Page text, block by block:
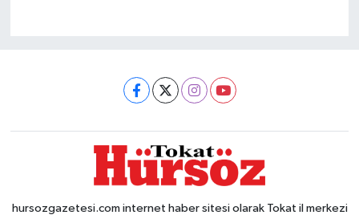
hursozgazetesi.com internet haber sitesi olarak Tokat il merkezi